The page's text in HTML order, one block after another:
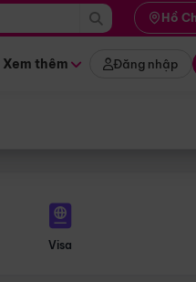
Hồ
Xem thêm Đăng nhập
Visa